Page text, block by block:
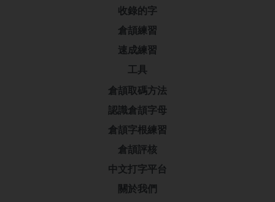
收錄的字
倉頡練習
速成練習
工具
倉頡取碼方法
認識倉頡字母
倉頡字根練習
倉頡評核
中文打字平台
關於我們